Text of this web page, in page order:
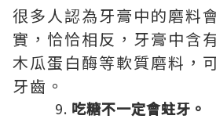
很多人認為牙膏中的磨料
實，恰恰相反，牙膏中含
木瓜蛋白酶等軟質磨料，
牙齒。
吃糖不一定會蛀牙。